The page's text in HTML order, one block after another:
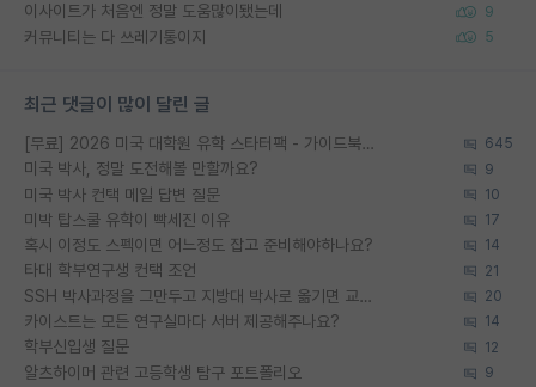
이사이트가 처음엔 정말 도움많이됐는데 9
커뮤니티는 다 쓰레기통이지 5
최근 댓글이 많이 달린 글
[무료] 2026 미국 대학원 유학 스타터팩 - 가이드북 & 합격자 컨택메일 템플릿 645
미국 박사, 정말 도전해볼 만할까요? 9
미국 박사 컨택 메일 답변 질문 10
미박 탑스쿨 유학이 빡세진 이유 17
혹시 이정도 스펙이면 어느정도 잡고 준비해야하나요? 14
타대 학부연구생 컨택 조언 21
SSH 박사과정을 그만두고 지방대 박사로 옮기면 교수의 꿈은 끝일까요? 20
카이스트는 모든 연구실마다 서버 제공해주나요? 14
학부신입생 질문 12
알츠하이머 관련 고등학생 탐구 포트폴리오 9